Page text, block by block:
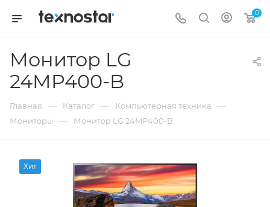
0
Монитор LG
24MP400-B
Главная — Каталог — Компьютерная техника —
Мониторы — Монитор LG 24MP400-B
Хит